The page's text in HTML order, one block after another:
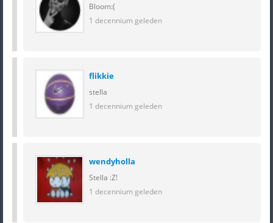
Bloom:(
1 decennium geleden
flikkie
stella
1 decennium geleden
wendyholla
Stella :Z!
1 decennium geleden